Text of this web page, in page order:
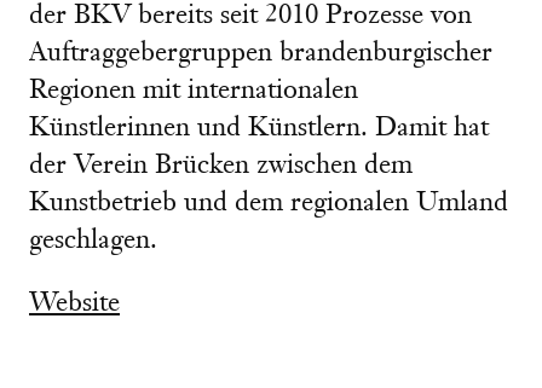
der BKV bereits seit 2010 Prozesse von
Auftraggebergruppen brandenburgischer
Regionen mit internationalen
Künstlerinnen und Künstlern. Damit hat
der Verein Brücken zwischen dem
Kunstbetrieb und dem regionalen Umland
geschlagen.
Website